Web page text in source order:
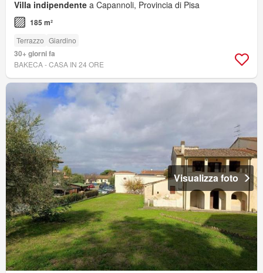
Villa indipendente a Capannoli, Provincia di Pisa
185 m²
Terrazzo Giardino
30+ giorni fa
BAKECA - CASA IN 24 ORE
Visualizza foto